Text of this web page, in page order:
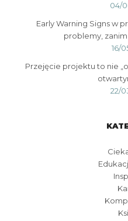
04/
Early Warning Signs w
problemy,
16/
Przejęcie projektu to nie
22/